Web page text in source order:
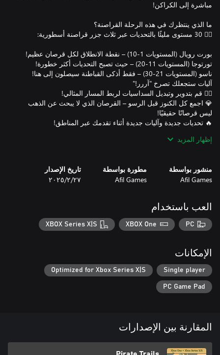
💎 اجمع كل الكنوز قبل الرسو – القرصان الذي لا يبحث عن الذهب
هل أنت مستعد لإثبات أنك ذئب البحر الحقيقي؟ إذن اصعد على متن
إظهار المزيد
منشور بواسطة
Afil Games
مطورة بواسطة
Afil Games
تاريخ الإصدار
٢٧‏/٢‏/٢٠٢٥
العب باستخدام
PC
XBOX One
XBOX Series X|S
الإمكانات
Single player
Optimized for Xbox Series X|S
PC Game Pad
المقارنة بين الإصدارات